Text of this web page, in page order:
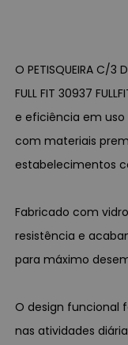
O PETISQUEIRA C/3
FULL FIT 30937
e eficiência em
com materiais
estabelecimentos
Fabricado com
resistência e
para máximo
O design funcional
nas atividades